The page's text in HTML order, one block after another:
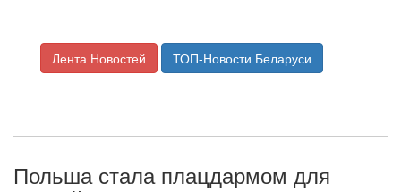
Лента Новостей ТОП-Новости Беларуси
Польша стала плацдармом для